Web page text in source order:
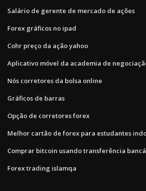
Salário de gerente de mercado de ações
Forex gráficos no ipad
Cohr preço da ação yahoo
Aplicativo móvel da academia de
Nós corretores da bolsa online
Gráficos de barras
Opção de corretores forex
Melhor cartão de forex para estudantes
Comprar bitcoin usando transferência
Forex trading islamqa